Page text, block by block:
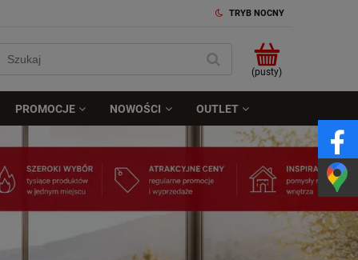
TRYB NOCNY
(pusty)
PROMOCJE NOWOŚCI OUTLET